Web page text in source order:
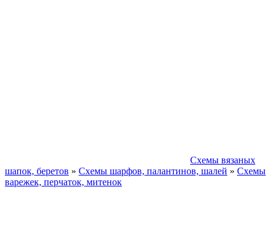
Схемы вязаных
шапок, беретов » Схемы шарфов, палантинов, шалей » Схемы
варежек, перчаток, митенок